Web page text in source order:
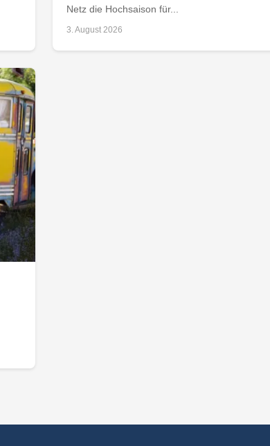
Netz die Hochsaison für...
3. August 2026